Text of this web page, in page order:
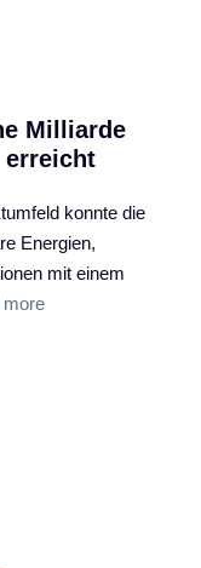
Milliarde
erreicht
konnte die
Energien,
mit einem
more